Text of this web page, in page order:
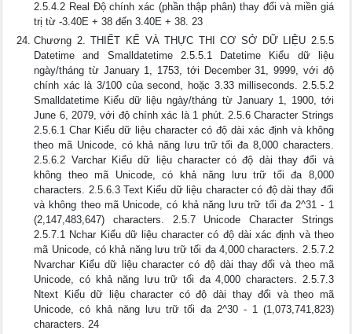
2.5.4.2 Real Độ chính xác (phần thập phân) thay đổi và miền giá
trị từ -3.40E + 38 đến 3.40E + 38. 23
Chương 2. THIẾT KẾ VÀ THỰC THI CƠ SỞ DỮ LIỆU 2.5.5
Datetime and Smalldatetime 2.5.5.1 Datetime Kiểu dữ liệu
ngày/tháng từ January 1, 1753, tới December 31, 9999, với độ
chính xác là 3/100 của second, hoặc 3.33 milliseconds. 2.5.5.2
Smalldatetime Kiểu dữ liệu ngày/tháng từ January 1, 1900, tới
June 6, 2079, với độ chính xác là 1 phút. 2.5.6 Character Strings
2.5.6.1 Char Kiểu dữ liệu character có độ dài xác định và không
theo mã Unicode, có khả năng lưu trữ tối đa 8,000 characters.
2.5.6.2 Varchar Kiểu dữ liệu character có độ dài thay đổi và
không theo mã Unicode, có khả năng lưu trữ tối đa 8,000
characters. 2.5.6.3 Text Kiểu dữ liệu character có độ dài thay đổi
và không theo mã Unicode, có khả năng lưu trữ tối đa 2^31 - 1
(2,147,483,647) characters. 2.5.7 Unicode Character Strings
2.5.7.1 Nchar Kiểu dữ liệu character có độ dài xác định và theo
mã Unicode, có khả năng lưu trữ tối đa 4,000 characters. 2.5.7.2
Nvarchar Kiểu dữ liệu character có độ dài thay đổi và theo mã
Unicode, có khả năng lưu trữ tối đa 4,000 characters. 2.5.7.3
Ntext Kiểu dữ liệu character có độ dài thay đổi và theo mã
Unicode, có khả năng lưu trữ tối đa 2^30 - 1 (1,073,741,823)
characters. 24